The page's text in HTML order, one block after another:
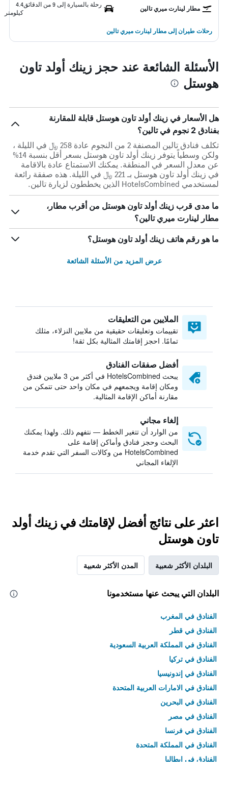
مطار لينارت ميري تالين
رحلة بالسيارة إلى 9 من الدقائق
4.4
كيلومتر
رحلات طيران إلى مطار لينارت ميري تالين
الأسئلة الشائعة عند حجز زينك أولد تاون
هوستل
هل الأسعار في زينك أولد تاون هوستل قابلة للمقارنة
بفنادق 2 نجوم في تالين؟
تكلف فنادق تالين المصنفة 2 من النجوم عادة 258 ﷼ في الليلة ،
ولكن وسطياً يتوفر زينك أولد تاون هوستل بسعر أقل بنسبة 14%
عن معدل السعر في المنطقة. يمكنك الاستمتاع عادة بالاقامة
في زينك أولد تاون هوستل بـ 221 ﷼ في الليلة. هذه صفقة رائعة
لمستخدمي HotelsCombined الذين يخططون لزيارة تالين.
ما مدى قرب زينك أولد تاون هوستل من أقرب مطار،
مطار لينارت ميري تالين؟
ما هو رقم هاتف زينك أولد تاون هوستل؟
عرض المزيد من الأسئلة الشائعة
الملايين من التعليقات
تقييمات وتعليقات حقيقية من ملايين النزلاء، مثلك
تمامًا. احجز إقامتك المثالية بكل ثقة!
أفضل صفقات الفنادق
يبحث HotelsCombined في أكثر من 3 ملايين فندق
ومكان إقامة ويجمعهم في مكان واحد حتى تتمكن من
مقارنة أماكن الإقامة المثالية.
إلغاء مجاني
من الوارد أن تتغير الخطط — نتفهم ذلك. ولهذا يمكنك
البحث وحجز فنادق وأماكن إقامة على
HotelsCombined من وكالات السفر التي تقدم خدمة
الإلغاء المجاني
اعثر على نتائج أفضل لإقامتك في زينك أولد
تاون هوستل
البلدان الأكثر شعبية المدن الأكثر شعبية
البلدان التي يبحث عنها مستخدمونا
الفنادق في المغرب
الفنادق في قطر
الفنادق في المملكة العربية السعودية
الفنادق في تركيا
الفنادق في إندونيسيا
الفنادق في الامارات العربية المتحدة
الفنادق في البحرين
الفنادق في مصر
الفنادق في فرنسا
الفنادق في المملكة المتحدة
الفنادق في إيطاليا